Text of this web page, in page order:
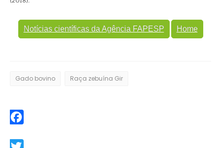
Notícias científicas da Agência FAPESP Home
Gado bovino Raça zebuína Gir